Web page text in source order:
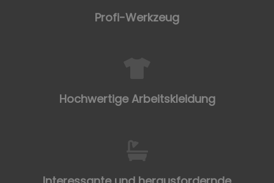
Profi-Werkzeug
Hochwertige Arbeitskleidung